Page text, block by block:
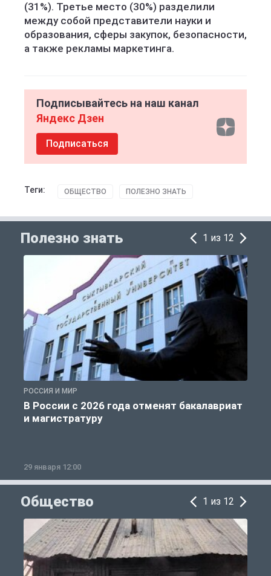
(31%). Третье место (30%) разделили
между собой представители науки и
образования, сферы закупок, безопасности,
а также рекламы маркетинга.
Подписывайтесь на наш канал
Яндекс Дзен
Подписаться
Теги: ОБЩЕСТВО ПОЛЕЗНО ЗНАТЬ
Полезно знать 1 из 12
РОССИЯ И МИР
В России с 2026 года отменят бакалавриат
и магистратуру
29 января 12:00
Общество 1 из 12